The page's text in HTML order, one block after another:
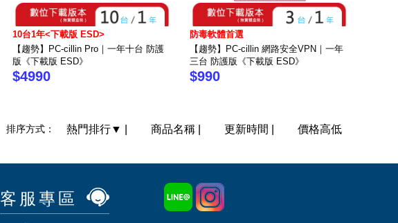
10台1年<下載版 ESD>
【趨勢】PC-cillin Pro｜一年十台 防護
版《下載版 ESD》
$4990
防毒軟體首選
【趨勢】PC-cillin 網路安全VPN｜一年
三台 防護版《下載版 ESD》
$990
排序方式： 熱門排行▼ 商品名稱 更新時間 價格高低
客服專區